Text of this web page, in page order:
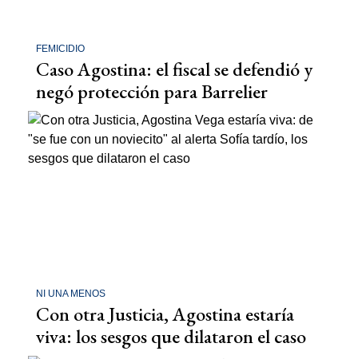
FEMICIDIO
Caso Agostina: el fiscal se defendió y
negó protección para Barrelier
NI UNA MENOS
Con otra Justicia, Agostina estaría
viva: los sesgos que dilataron el caso